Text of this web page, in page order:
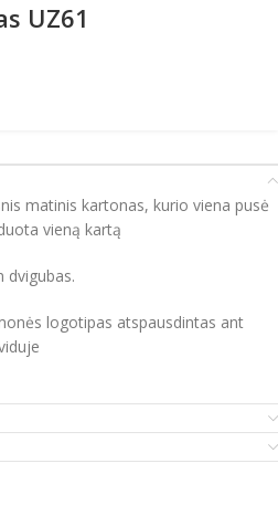
UZ61
matinis kartonas, kurio viena pusė
vieną kartą
dvigubas.
logotipas atspausdintas ant